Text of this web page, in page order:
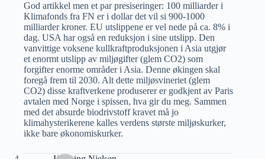
God artikkel men et par presiseringer: 100 milliarder i
Klimafonds fra FN er i dollar det vil si 900-1000
milliarder kroner. EU utslippene er vel nede på ca. 8% i
dag. USA har også en reduksjon i sine utslipp. Den
vanvittige voksene kullkraftproduksjonen i Asia utgjør
et enormt utslipp av miljøgifter (glem CO2) som
forgifter enorme områder i Asia. Denne økingen skal
foregå frem til 2030. Alt dette miljøsvineriet (glem
CO2) disse kraftverkene produserer er godkjent av Paris
avtalen med Norge i spissen, hva gir du meg. Sammen
med det absurde biodrivstoff kravet må jo
klimahysterikerene kalles verdens største miljøskurker,
ikke bare økonomiskurker.